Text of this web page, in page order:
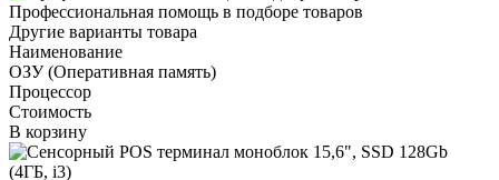
Профессиональная помощь в подборе товаров
Другие варианты товара
Наименование
ОЗУ (Оперативная память)
Процессор
Стоимость
В корзину